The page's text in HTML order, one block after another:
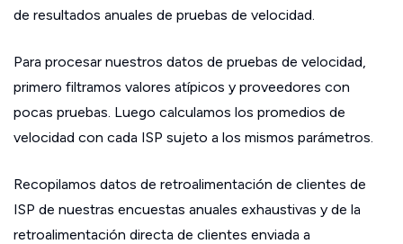
de resultados anuales de pruebas de velocidad.
Para procesar nuestros datos de pruebas de velocidad,
primero filtramos valores atípicos y proveedores con
pocas pruebas. Luego calculamos los promedios de
velocidad con cada ISP sujeto a los mismos parámetros.
Recopilamos datos de retroalimentación de clientes de
ISP de nuestras encuestas anuales exhaustivas y de la
retroalimentación directa de clientes enviada a